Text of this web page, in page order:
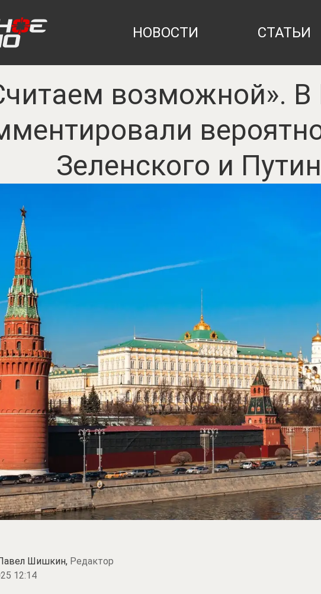
НОВОСТИ СТАТЬИ
возможной». В
Зеленского и
Шишкин, Редактор
12:14